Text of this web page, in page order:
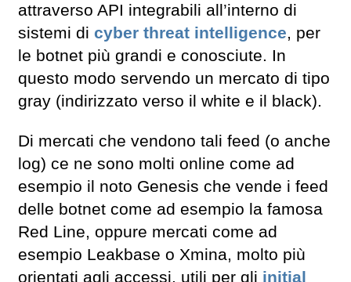
attraverso API integrabili all’interno di
sistemi di cyber threat intelligence, per
le botnet più grandi e conosciute. In
questo modo servendo un mercato di tipo
gray (indirizzato verso il white e il black).
Di mercati che vendono tali feed (o anche
log) ce ne sono molti online come ad
esempio il noto Genesis che vende i feed
delle botnet come ad esempio la famosa
Red Line, oppure mercati come ad
esempio Leakbase o Xmina, molto più
orientati agli accessi. utili per gli initial